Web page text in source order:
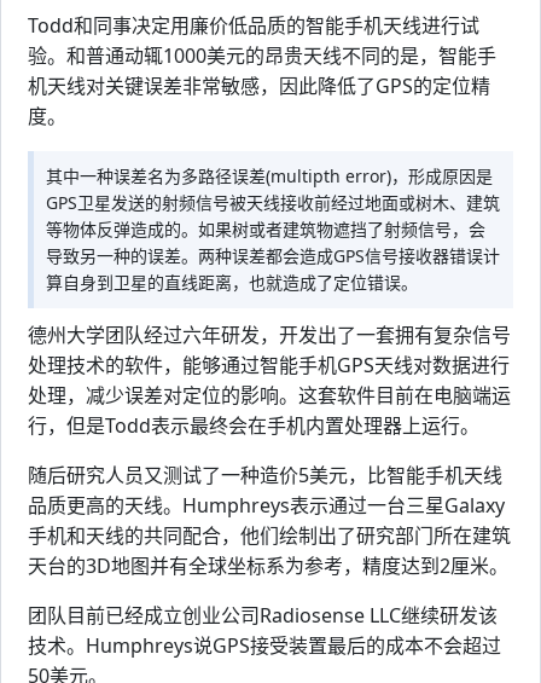
Todd和同事决定用廉价低品质的智能手机天线进行试
验。和普通动辄1000美元的昂贵天线不同的是，智能手
机天线对关键误差非常敏感，因此降低了GPS的定位精
度。
其中一种误差名为多路径误差(multipth error)，形成原因是
GPS卫星发送的射频信号被天线接收前经过地面或树木、建筑
等物体反弹造成的。如果树或者建筑物遮挡了射频信号，会
导致另一种的误差。两种误差都会造成GPS信号接收器错误计
算自身到卫星的直线距离，也就造成了定位错误。
德州大学团队经过六年研发，开发出了一套拥有复杂信号
处理技术的软件，能够通过智能手机GPS天线对数据进行
处理，减少误差对定位的影响。这套软件目前在电脑端运
行，但是Todd表示最终会在手机内置处理器上运行。
随后研究人员又测试了一种造价5美元，比智能手机天线
品质更高的天线。Humphreys表示通过一台三星Galaxy
手机和天线的共同配合，他们绘制出了研究部门所在建筑
天台的3D地图并有全球坐标系为参考，精度达到2厘米。
团队目前已经成立创业公司Radiosense LLC继续研发该
技术。Humphreys说GPS接受装置最后的成本不会超过
50美元。